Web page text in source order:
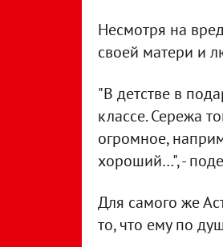
Несмотря на
своей матери и
"В детстве в
классе. Сережа
огромное,
хороший…", -
Для самого же
то, что ему по